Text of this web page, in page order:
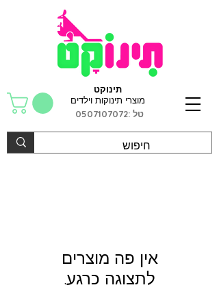
תינוקט
מוצרי תינוקות וילדים
טל :0507107072
לתצוגה כרגע.